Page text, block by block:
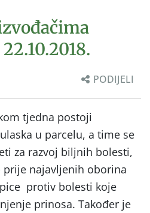
PODIJELI
tjedna postoji
u parcelu, a time se
za razvoj biljnih bolesti,
prije najavljenih oborina
protiv bolesti koje
prinosa. Također je